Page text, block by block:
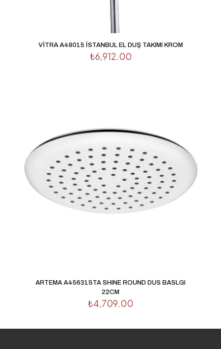
VİTRA A48015 İSTANBUL EL DUŞ TAKIMI KROM
₺6,912.00
ARTEMA A45631STA SHINE ROUND DUS BASLGI
22CM
₺4,709.00